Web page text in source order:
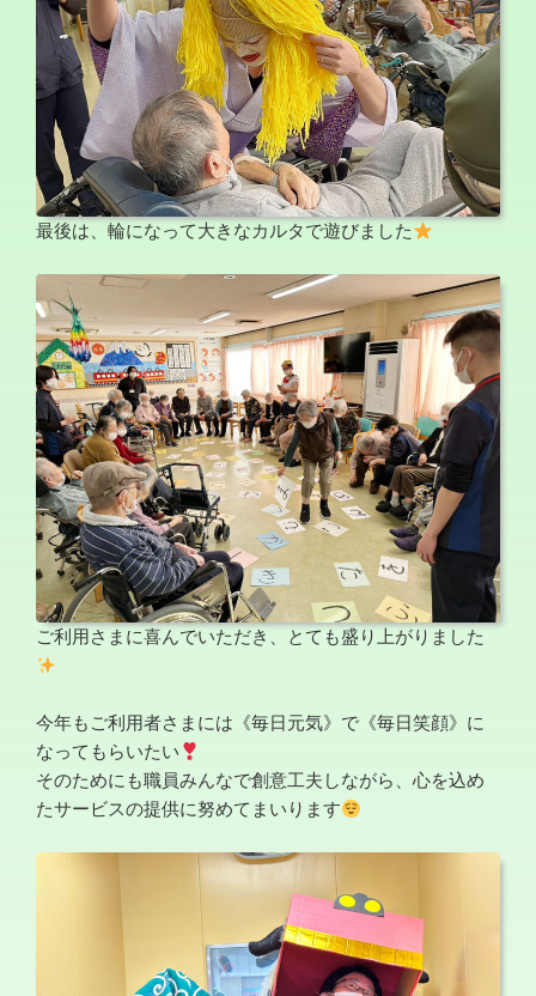
最後は、輪になって大きなカルタで遊びました
ご利用さまに喜んでいただき、とても盛り上がりました
今年もご利用者さまには《毎日元気》で《毎日笑顔》に
なってもらいたい
そのためにも職員みんなで創意工夫しながら、心を込め
たサービスの提供に努めてまいります